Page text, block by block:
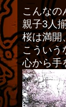
こんなの
親子3人
桜は満開
こういう
心から手